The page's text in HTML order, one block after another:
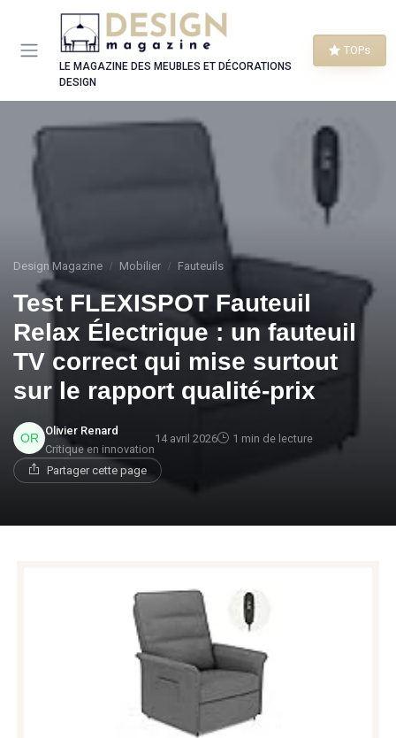
LE MAGAZINE DES MEUBLES ET DÉCORATIONS
DESIGN
TOPs
Design Magazine Mobilier Fauteuils
Test FLEXISPOT Fauteuil
Relax Électrique : un fauteuil
TV correct qui mise surtout
sur le rapport qualité-prix
Olivier Renard
Critique en innovation
14 avril 2026 1 min de lecture
Partager cette page
Panneau de gestion des cookies